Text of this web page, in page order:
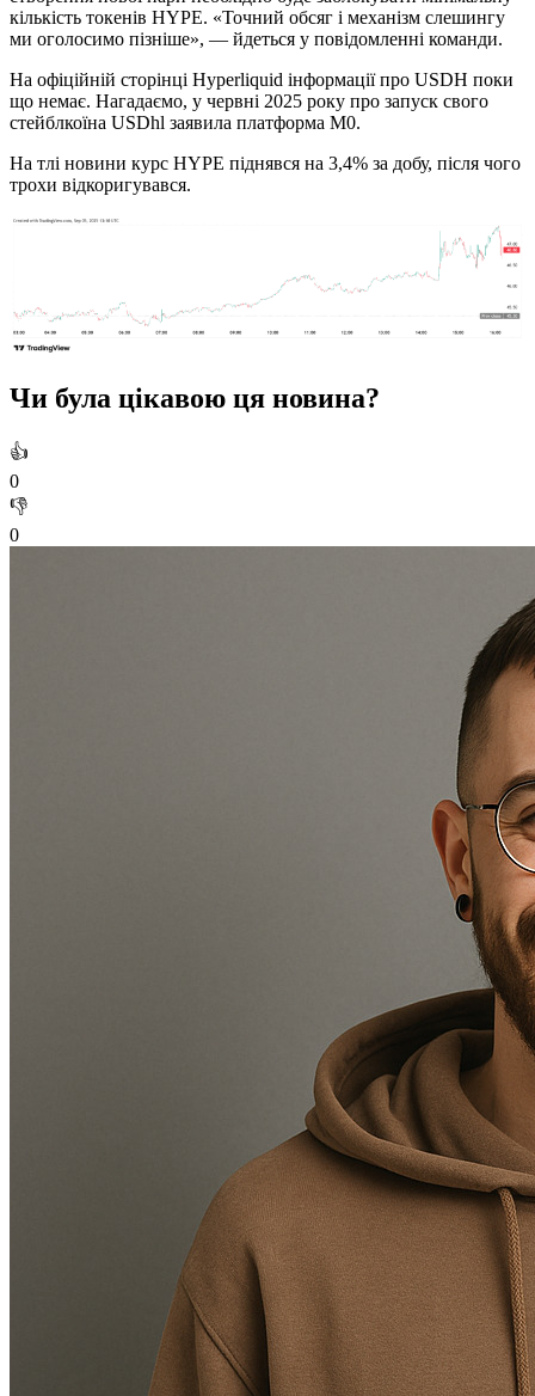
кількість токенів HYPE. «Точний обсяг і механізм слешингу
ми оголосимо пізніше», — йдеться у повідомленні команди.
На офіційній сторінці Hyperliquid інформації про USDH поки
що немає. Нагадаємо, у червні 2025 року про запуск свого
стейблкоїна USDhl заявила платформа M0.
На тлі новини курс HYPE піднявся на 3,4% за добу, після чого
трохи відкоригувався.
Чи була цікавою ця новина?
👍
0
👎
0